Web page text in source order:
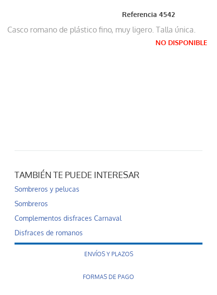
Referencia4542
Casco romano de plástico fino, muy ligero. Talla única.
NO DISPONIBLE
TAMBIÉN TE PUEDE INTERESAR
Sombreros y pelucas
Sombreros
Complementos disfraces Carnaval
Disfraces de romanos
ENVÍOS Y PLAZOS
FORMAS DE PAGO